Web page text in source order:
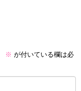
※ が付いている欄は必